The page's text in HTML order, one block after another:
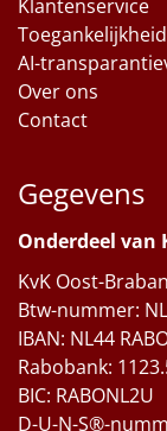
Klantenservice
AI-
Over ons
Contact
Gegevens
Onderdeel van
KvK Oost-
Btw-nummer:
IBAN: NL44
Rabobank:
BIC: RABONL2U
D-U-N-S®-